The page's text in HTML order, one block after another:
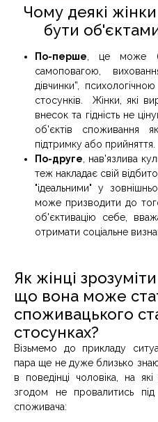
Чому деякі
бути
По-перше , це може
самоповагою,
дівчинки”,
стосунків. Жінки, які
внесок та гідність не
об'єктів споживання
підтримку або прийняття.
По-друге , нав'язлива
теж накладає свій
"ідеальними" у
може призводити до
об'єктивацію себе,
отримати соціальне
Як жінці
що вона може
споживацького
стосунках?
Візьмемо до прикладу
пара ще не дуже близько
в поведінці чоловіка, на
згодом не провалитись
споживача: